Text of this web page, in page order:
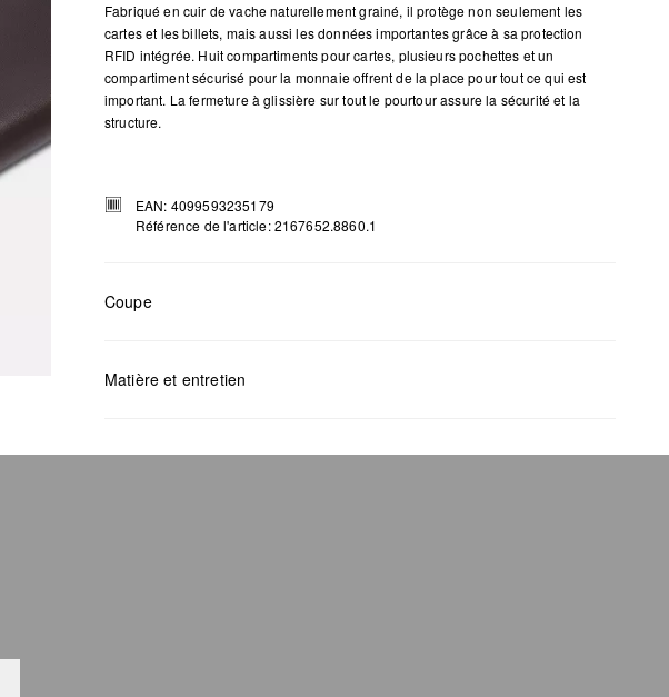
Fabriqué en cuir de vache naturellement grainé, il protège non seulement les
cartes et les billets, mais aussi les données importantes grâce à sa protection
RFID intégrée. Huit compartiments pour cartes, plusieurs pochettes et un
compartiment sécurisé pour la monnaie offrent de la place pour tout ce qui est
important. La fermeture à glissière sur tout le pourtour assure la sécurité et la
structure.
EAN: 4099593235179
Référence de l'article: 2167652.8860.1
Coupe
Matière et entretien